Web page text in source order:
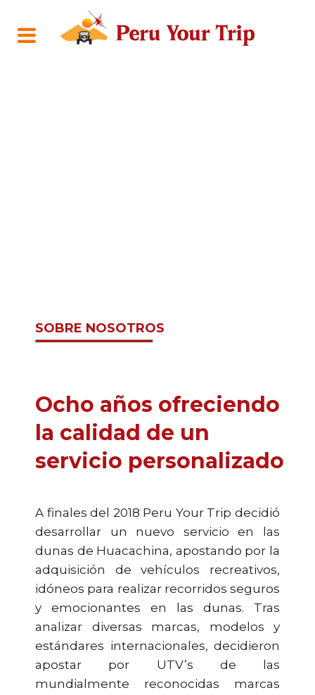
SOBRE NOSOTROS
Ocho años ofreciendo
la calidad de un
servicio personalizado
A finales del 2018 Peru Your Trip decidió
desarrollar un nuevo servicio en las
dunas de Huacachina, apostando por la
adquisición de vehículos recreativos,
idóneos para realizar recorridos seguros
y emocionantes en las dunas. Tras
analizar diversas marcas, modelos y
estándares internacionales, decidieron
apostar por UTV’s de las
mundialmente reconocidas marcas